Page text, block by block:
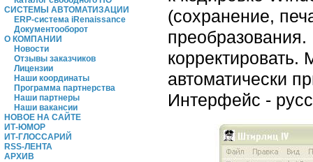
СИСТЕМЫ АВТОМАТИЗАЦИИ
ERP-система iRenaissance
Документооборот
О КОМПАНИИ
Новости
Отзывы заказчиков
Лицензии
Наши координаты
Программа партнерства
Наши партнеры
Наши вакансии
НОВОЕ НА САЙТЕ
ИТ-ЮМОР
ИТ-ГЛОССАРИЙ
RSS-ЛЕНТА
АРХИВ
(сохранение,
корректировать.
автоматически
Интерфейс -